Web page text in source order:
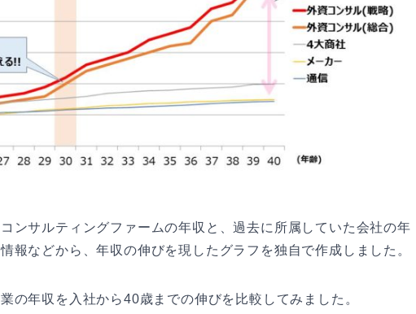
ンサルティングファームの年収と、過去に所属していた会社の年
報などから、年収の伸びを現したグラフを独自で作成しました。
の年収を入社から40歳までの伸びを比較してみました。